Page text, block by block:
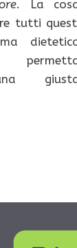
. La
tutti